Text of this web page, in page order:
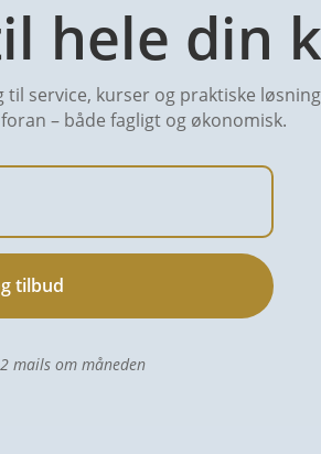
hele din
service, kurser og praktiske
– både fagligt og økonomisk.
tilbud
mails om måneden